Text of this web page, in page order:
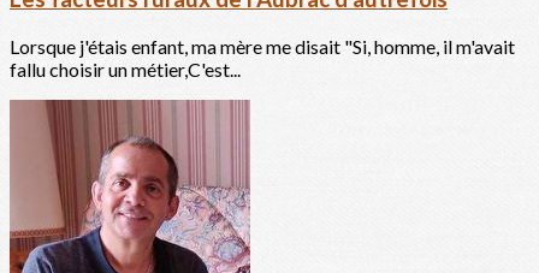
Lorsque j'étais enfant, ma mère me disait "Si, homme, il m'avait
fallu choisir un métier,C'est...